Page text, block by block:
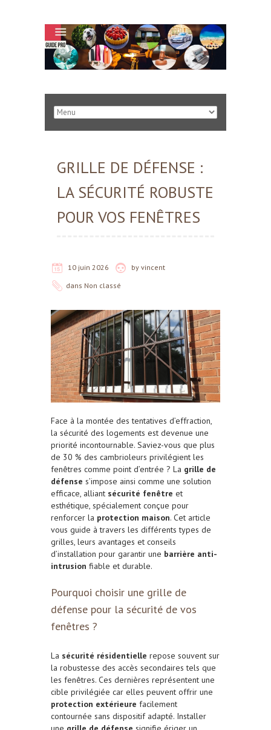
GRILLE DE DÉFENSE :
LA SÉCURITÉ ROBUSTE
POUR VOS FENÊTRES
10 juin 2026 by vincent
dans Non classé
Face à la montée des tentatives d’effraction,
la sécurité des logements est devenue une
priorité incontournable. Saviez-vous que plus
de 30 % des cambrioleurs privilégient les
fenêtres comme point d’entrée ? La grille de
défense s’impose ainsi comme une solution
efficace, alliant sécurité fenêtre et
esthétique, spécialement conçue pour
renforcer la protection maison. Cet article
vous guide à travers les différents types de
grilles, leurs avantages et conseils
d’installation pour garantir une barrière anti-
intrusion fiable et durable.
Pourquoi choisir une grille de
défense pour la sécurité de vos
fenêtres ?
La sécurité résidentielle repose souvent sur
la robustesse des accès secondaires tels que
les fenêtres. Ces dernières représentent une
cible privilégiée car elles peuvent offrir une
protection extérieure facilement
contournée sans dispositif adapté. Installer